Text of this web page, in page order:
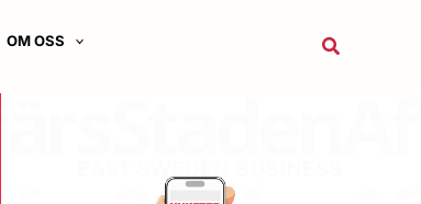
OM OSS Sök